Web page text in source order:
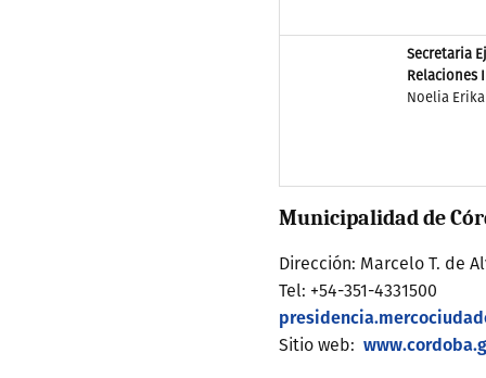
Secretaria
Relaciones
Noelia Erika
Municipalidad de
Dirección: Marcelo T. de
Tel: +54-351-4331500
Sitio web: